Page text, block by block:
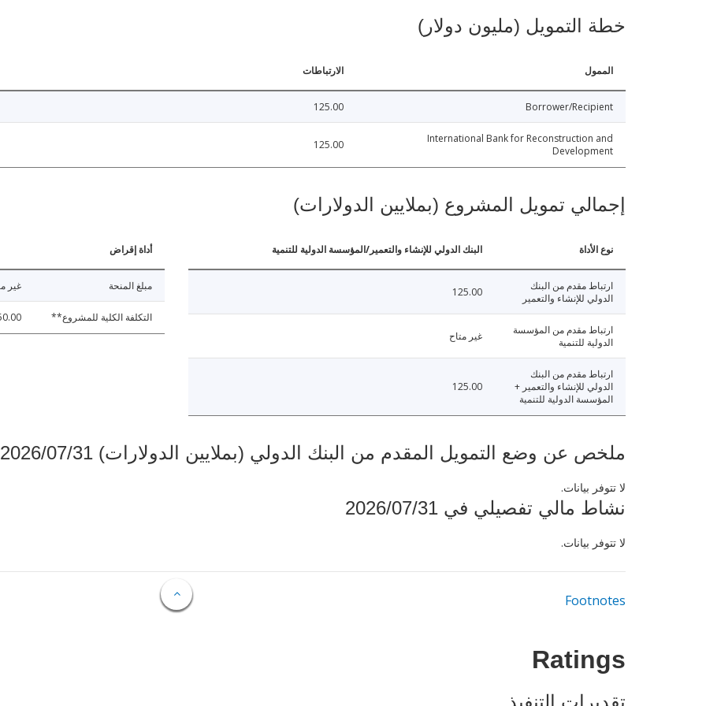
خطة التمويل (مليون دولار)
الممول الارتباطات
Borrower/Recipient
125.00
International Bank for Reconstruction and
Development
125.00
إجمالي تمويل المشروع (بملايين الدولارات)
نوع الأداة البنك الدولي للإنشاء والتعمير/المؤسسة الدولية للتنمية
ارتباط مقدم من البنك
الدولي للإنشاء والتعمير
125.00
ارتباط مقدم من المؤسسة
الدولية للتنمية
غير متاح
ارتباط مقدم من البنك
الدولي للإنشاء والتعمير +
المؤسسة الدولية للتنمية
125.00
أداة إقراض
مبلغ المنحة غير
التكلفة الكلية للمشروع**
ملخص عن وضع التمويل المقدم من البنك الدولي (بملايين الدولارات) 2026/07/31
لا تتوفر بيانات.
نشاط مالي تفصيلي في 2026/07/31
لا تتوفر بيانات.
Footnotes
Ratings
تقديرات التنفيذ